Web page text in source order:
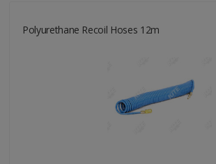
Polyurethane Recoil Hoses 12m